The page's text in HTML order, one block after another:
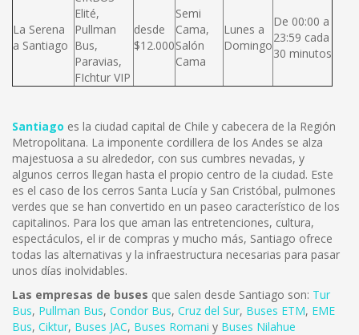
La Serena
a Santiago
Elité,
Pullman
Bus,
Paravias,
FIchtur VIP
desde
$12.000
Semi
Cama,
Salón
Cama
Lunes a
Domingo
De 00:00 a
23:59 cada
30 minutos
Santiago es la ciudad capital de Chile y cabecera de la Región
Metropolitana. La imponente cordillera de los Andes se alza
majestuosa a su alrededor, con sus cumbres nevadas, y
algunos cerros llegan hasta el propio centro de la ciudad. Este
es el caso de los cerros Santa Lucía y San Cristóbal, pulmones
verdes que se han convertido en un paseo característico de los
capitalinos. Para los que aman las entretenciones, cultura,
espectáculos, el ir de compras y mucho más, Santiago ofrece
todas las alternativas y la infraestructura necesarias para pasar
unos días inolvidables.
Las empresas de buses que salen desde Santiago son: Tur
Bus, Pullman Bus, Condor Bus, Cruz del Sur, Buses ETM, EME
Bus, Ciktur, Buses JAC, Buses Romani y Buses Nilahue